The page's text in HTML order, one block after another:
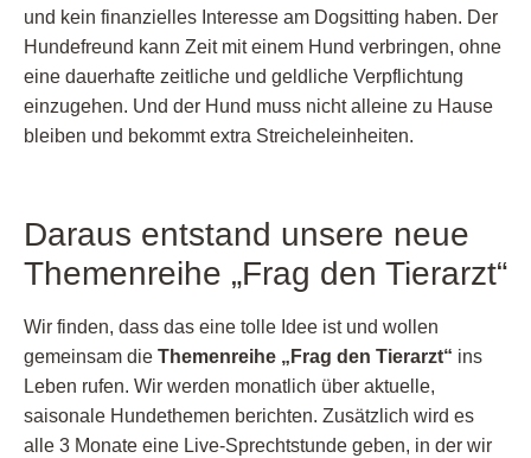
und kein finanzielles Interesse am Dogsitting haben. Der
Hundefreund kann Zeit mit einem Hund verbringen, ohne
eine dauerhafte zeitliche und geldliche Verpflichtung
einzugehen. Und der Hund muss nicht alleine zu Hause
bleiben und bekommt extra Streicheleinheiten.
Daraus entstand unsere neue
Themenreihe „Frag den Tierarzt“
Wir finden, dass das eine tolle Idee ist und wollen
gemeinsam die Themenreihe „Frag den Tierarzt“ ins
Leben rufen. Wir werden monatlich über aktuelle,
saisonale Hundethemen berichten. Zusätzlich wird es
alle 3 Monate eine Live-Sprechtstunde geben, in der wir